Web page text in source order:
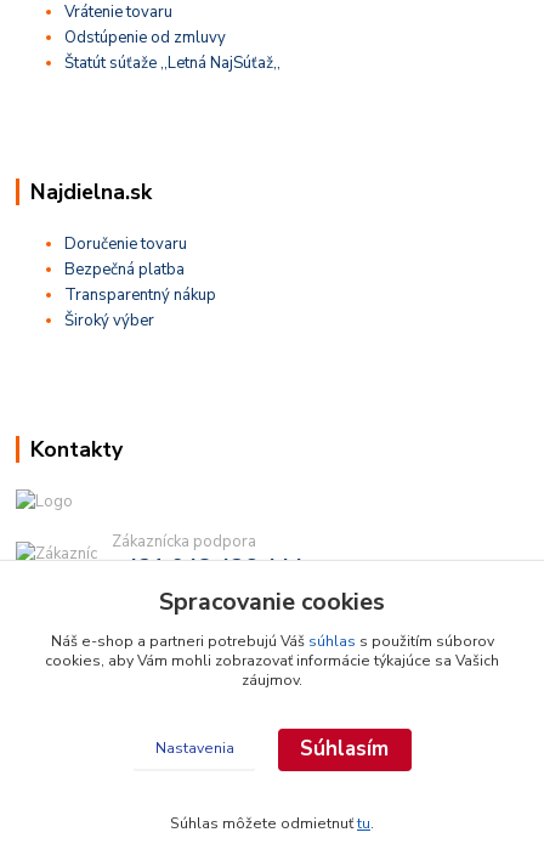
Vrátenie tovaru
Odstúpenie od zmluvy
Štatút súťaže ,,Letná NajSúťaž,,
Najdielna.sk
Doručenie tovaru
Bezpečná platba
Transparentný nákup
Široký výber
Kontakty
Zákaznícka podpora
+421 948 436 444
(Po-Pia, 9-16 hod.)
info@najdielna.sk
Copyright © 2026 najdielna.sk
Spracovanie cookies
Náš e-shop a partneri potrebujú Váš súhlas s použitím súborov
cookies, aby Vám mohli zobrazovať informácie týkajúce sa Vašich
záujmov.
Nastavenia Súhlasím
Súhlas môžete odmietnuťtu.